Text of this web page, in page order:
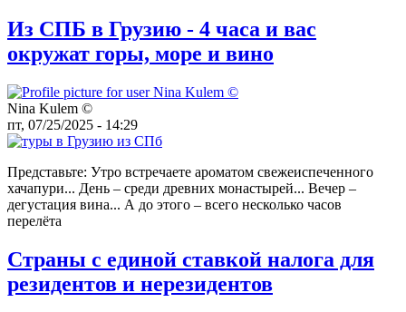
Из СПБ в Грузию - 4 часа и вас
окружат горы, море и вино
Nina Kulem ©️
пт, 07/25/2025 - 14:29
Представьте: Утро встречаете ароматом свежеиспеченного
хачапури... День – среди древних монастырей... Вечер –
дегустация вина... А до этого – всего несколько часов
перелёта
Страны с единой ставкой налога для
резидентов и нерезидентов